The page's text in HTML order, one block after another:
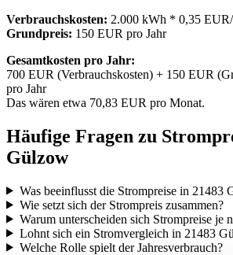
Verbrauchskosten: 2.000 kWh * 0,35
Grundpreis: 150 EUR pro Jahr
Gesamtkosten pro Jahr:
700 EUR (Verbrauchskosten) + 150 EUR
pro Jahr
Das wären etwa 70,83 EUR pro Monat.
Häufige Fragen zu
Gülzow
Was beeinflusst die Strompreise in 21483
Wie setzt sich der Strompreis zusammen?
Warum unterscheiden sich Strompreise je
Lohnt sich ein Stromvergleich in 21483
Welche Rolle spielt der Jahresverbrauch?